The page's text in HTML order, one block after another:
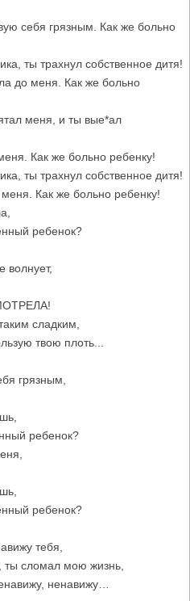
себя грязным. Как же больно
ты трахнул собственное дитя!
до меня. Как же больно
меня, и ты вые*ал
Как же больно ребенку!
ты трахнул собственное дитя!
Как же больно ребенку!
ребенок?
волнует,
сладким,
твою плоть...
грязным,
ребенок?
ребенок?
тебя,
ты сломал мою жизнь,
ненавижу…